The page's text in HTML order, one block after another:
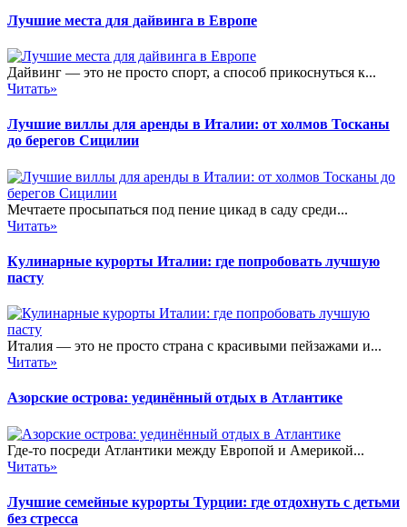
Лучшие места для дайвинга в Европе
Дайвинг — это не просто спорт, а способ прикоснуться к...
Читать»
Лучшие виллы для аренды в Италии: от холмов Тосканы
до берегов Сицилии
Мечтаете просыпаться под пение цикад в саду среди...
Читать»
Кулинарные курорты Италии: где попробовать лучшую
пасту
Италия — это не просто страна с красивыми пейзажами и...
Читать»
Азорские острова: уединённый отдых в Атлантике
Где-то посреди Атлантики между Европой и Америкой...
Читать»
Лучшие семейные курорты Турции: где отдохнуть с детьми
без стресса